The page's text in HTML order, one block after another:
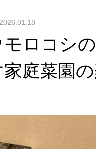
2026.01.18
ロコシ
庭菜園